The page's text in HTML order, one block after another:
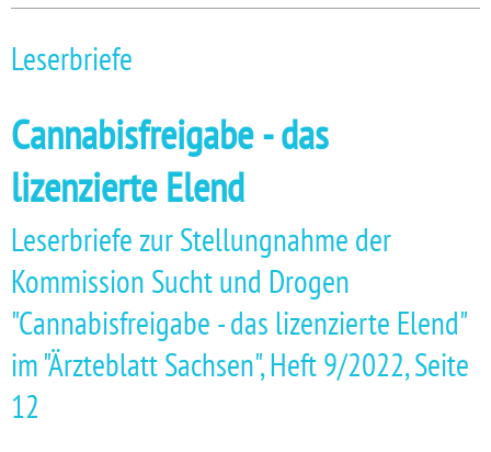
Leserbriefe
Cannabisfreigabe - das
lizenzierte Elend
Leserbriefe zur Stellungnahme der
Kommission Sucht und Drogen
"Cannabisfreigabe - das lizenzierte Elend"
im "Ärzteblatt Sachsen", Heft 9/2022, Seite
12